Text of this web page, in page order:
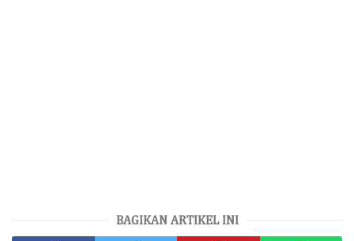
BAGIKAN ARTIKEL INI